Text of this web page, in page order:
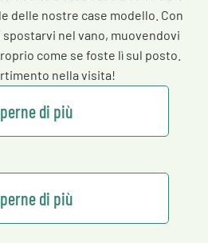
delle nostre case modello. Con
nel vano, muovendovi
come se foste lì sul posto.
nella visita!
di più
di più